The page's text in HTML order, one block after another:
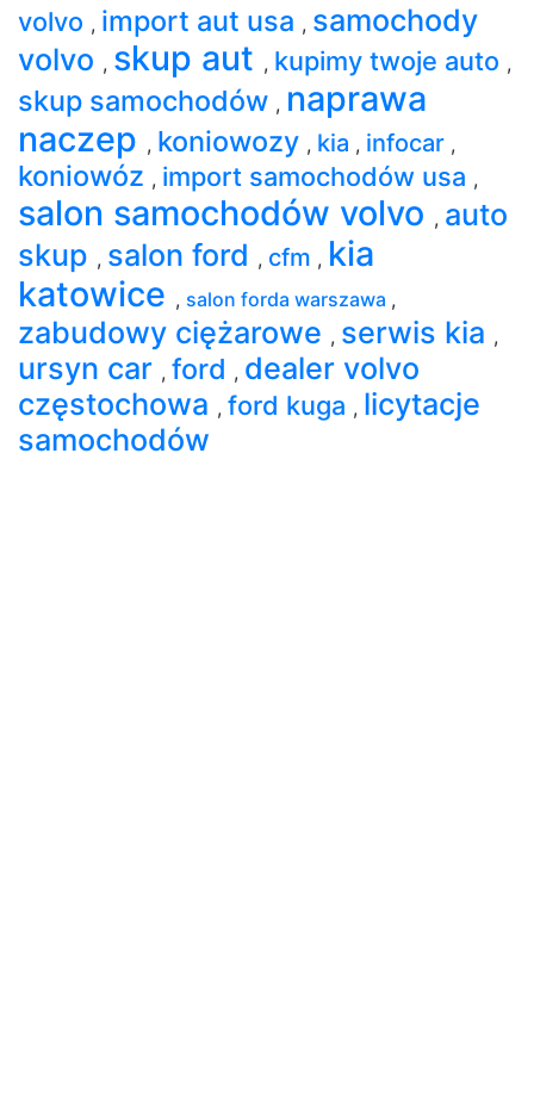
volvo , import aut usa , samochody
volvo , skup aut , kupimy twoje auto ,
skup samochodów , naprawa
naczep , koniowozy , kia , infocar ,
koniowóz , import samochodów usa ,
salon samochodów volvo , auto
skup , salon ford , cfm , kia
katowice , salon forda warszawa ,
zabudowy ciężarowe , serwis kia ,
ursyn car , ford , dealer volvo
częstochowa , ford kuga , licytacje
samochodów